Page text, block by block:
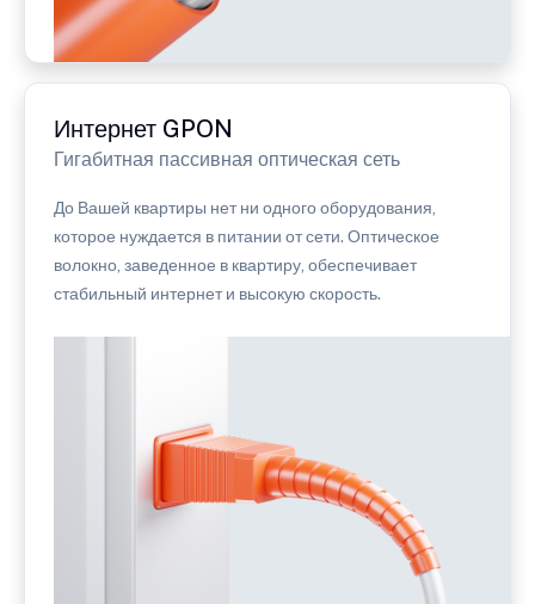
Интернет GPON
Гигабитная пассивная оптическая сеть
До Вашей квартиры нет ни одного оборудования,
которое нуждается в питании от сети. Оптическое
волокно, заведенное в квартиру, обеспечивает
стабильный интернет и высокую скорость.